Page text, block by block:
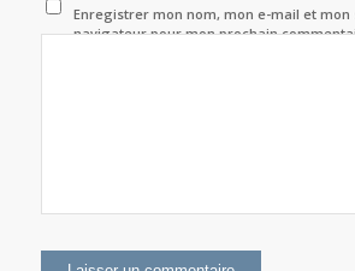
Enregistrer mon nom, mon e-mail et mon
navigateur pour mon prochain